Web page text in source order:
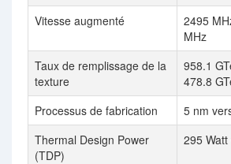
Vitesse augmenté
2495
MHz
Taux de remplissage de la
texture
958.1
478.8
Processus de fabrication
5 nm
Thermal Design Power
(TDP)
295